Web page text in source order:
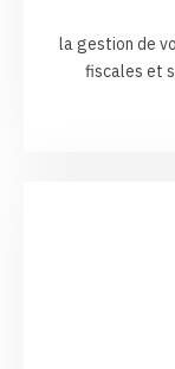
la gestion de
fiscales et